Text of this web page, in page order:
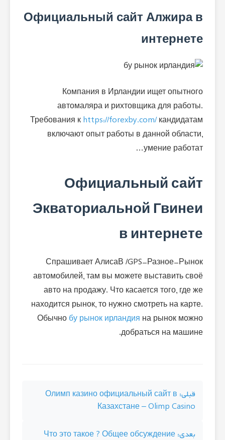
Официальный сайт Алжира в
интернете
Компания в Ирландии ищет опытного
автомаляра и рихтовщика для работы.
Требования к https://forexby.com/кандидатам
включают опыт работы в данной области,
умение работат…
Официальный сайт
Экваториальной Гвинеи
в интернете
Спрашивает АлисаВ /GPS-Разное-Рынок
автомобилей, там вы можете выставить своё
авто на продажу. Что касается того, где же
находится рынок, то нужно смотреть на карте.
Обычно бу рынок ирландия на рынок можно
добраться на машине.
راهبری
نوشته
قبلی: Олимп казино официальный сайт в
Казахстане – Olimp Casino
بعدی: Что это такое ? Общее обсуждение